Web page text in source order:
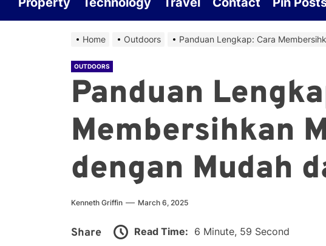
Home Outdoors Panduan Lengkap: Cara
OUTDOORS
Panduan
Membersihkan
dengan Mudah
Kenneth Griffin March 6, 2025
Share Read Time: 6 Minute, 59 Second